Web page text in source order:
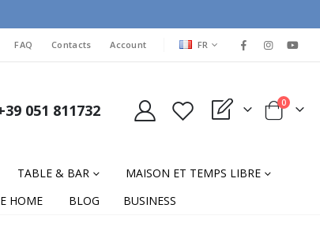
FAQ Contacts Account LANGUAGE
FR
051 811732 My Quote Cart
0items
TABLE & BAR
MAISON ET TEMPS LIBRE
HOME BLOG BUSINESS